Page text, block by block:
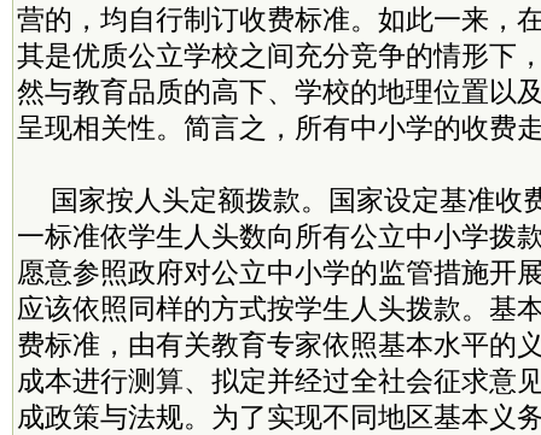
营的，均自行制订收费标准。如此一来，
其是优质公立学校之间充分竞争的情形下
然与教育品质的高下、学校的地理位置以
呈现相关性。简言之，所有中小学的收费
国家按人头定额拨款。国家设定基准收
一标准依学生人头数向所有公立中小学拨
愿意参照政府对公立中小学的监管措施开
应该依照同样的方式按学生人头拨款。基
费标准，由有关教育专家依照基本水平的
成本进行测算、拟定并经过全社会征求意
成政策与法规。为了实现不同地区基本义